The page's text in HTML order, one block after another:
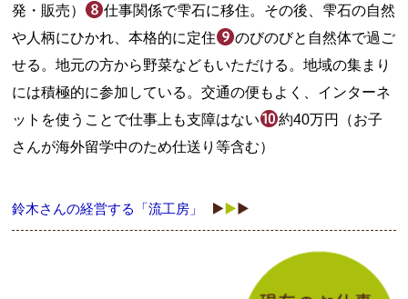
発・販売）
仕事関係で雫石に移住。その後、雫石の自然
や人柄にひかれ、本格的に定住
のびのびと自然体で過ご
せる。地元の方から野菜などもいただける。地域の集まり
には積極的に参加している。交通の便もよく、インターネ
ットを使うことで仕事上も支障はない
約40万円（お子
さんが海外留学中のため仕送り等含む）
鈴木さんの経営する「流工房」